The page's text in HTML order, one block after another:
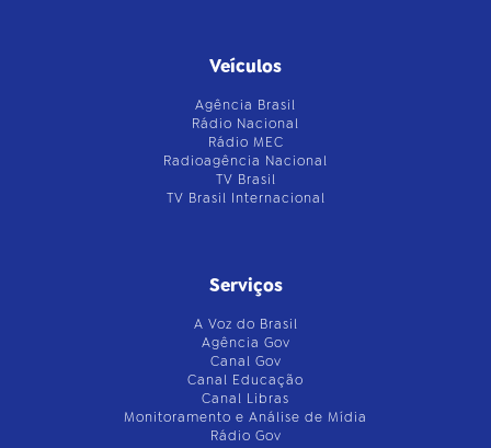
Veículos
Agência Brasil
Rádio Nacional
Rádio MEC
Radioagência Nacional
TV Brasil
TV Brasil Internacional
Serviços
A Voz do Brasil
Agência Gov
Canal Gov
Canal Educação
Canal Libras
Monitoramento e Análise de Mídia
Rádio Gov